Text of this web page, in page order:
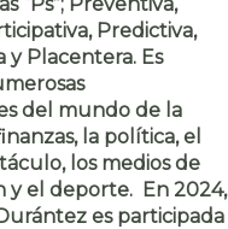
Predictiva,
y Placentera. Es
del mundo de la
la política, el
los medios de
y el deporte. En 2024,
es participada